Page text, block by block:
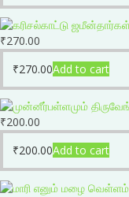
₹270.00
₹270.00Add to cart
₹200.00
₹200.00Add to cart